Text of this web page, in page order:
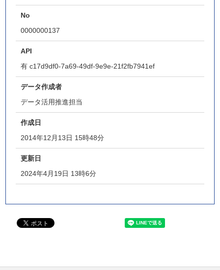
No
0000000137
API
有 c17d9df0-7a69-49df-9e9e-21f2fb7941ef
データ作成者
データ活用推進担当
作成日
2014年12月13日 15時48分
更新日
2024年4月19日 13時6分